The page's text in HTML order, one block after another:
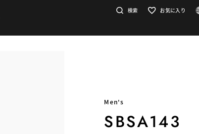
検索 お気に入り
Men's
SBSA143